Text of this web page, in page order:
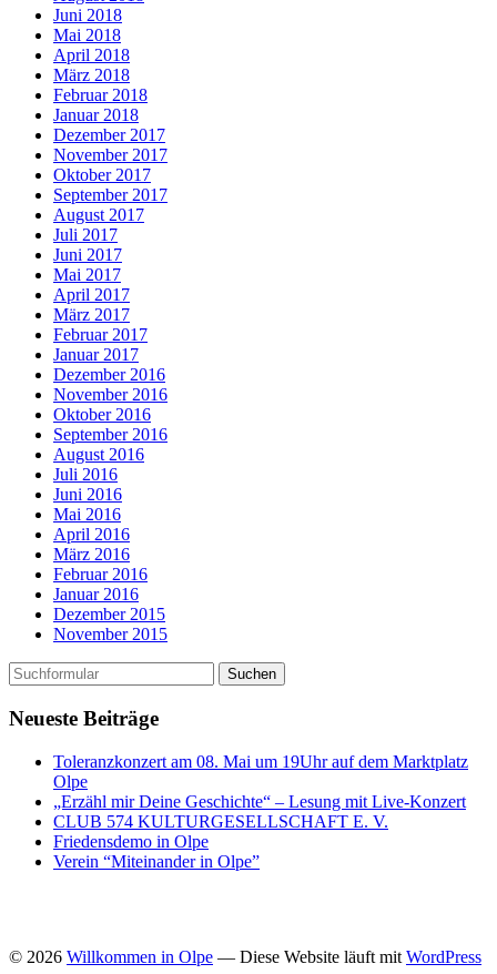
Juni 2018
Mai 2018
April 2018
März 2018
Februar 2018
Januar 2018
Dezember 2017
November 2017
Oktober 2017
September 2017
August 2017
Juli 2017
Juni 2017
Mai 2017
April 2017
März 2017
Februar 2017
Januar 2017
Dezember 2016
November 2016
Oktober 2016
September 2016
August 2016
Juli 2016
Juni 2016
Mai 2016
April 2016
März 2016
Februar 2016
Januar 2016
Dezember 2015
November 2015
Neueste Beiträge
Toleranzkonzert am 08. Mai um 19Uhr auf dem Marktplatz
Olpe
„Erzähl mir Deine Geschichte“ – Lesung mit Live-Konzert
CLUB 574 KULTURGESELLSCHAFT E. V.
Friedensdemo in Olpe
Verein “Miteinander in Olpe”
© 2026 Willkommen in Olpe — Diese Website läuft mit WordPress